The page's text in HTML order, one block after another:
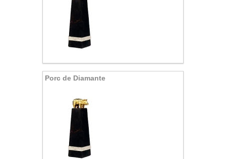
Porc de Diamante